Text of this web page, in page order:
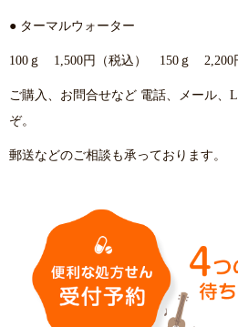
● ターマルウォーター
100ｇ 1,500円（税込） 150ｇ 2,200
ご購入、お問合せなど 電話、メール、
ぞ。
郵送などのご相談も承っております。